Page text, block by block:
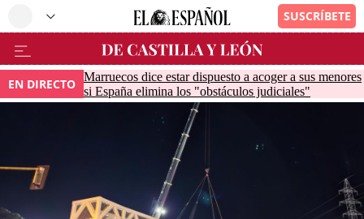
EN DIRECTO Marruecos dice estar dispuesto a acoger a sus menores
si España elimina los "obstáculos judiciales"